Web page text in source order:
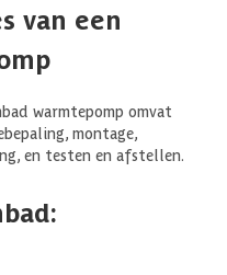
van een
warmtepomp omvat
montage,
en testen en afstellen.